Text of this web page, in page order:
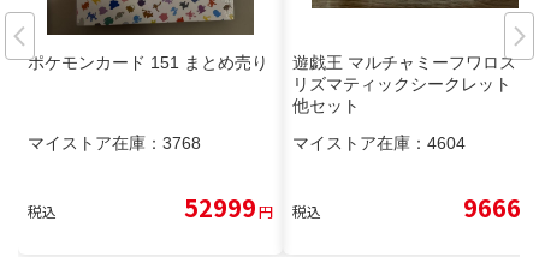
ポケモンカード 151 まとめ売り
マイストア在庫： 3768
税込 52999円
遊戯王 マルチャミーフワロス プ
リズマティックシークレット
他セット
マイストア在庫： 4604
税込 9666